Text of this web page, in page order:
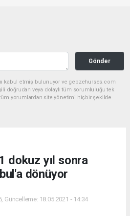
Gönder
kabul etmiş bulunuyor ve gebzehurses.com
doğrudan veya dolaylı tüm sorumluluğu tek
tüm yorumlardan site yönetimi hiçbir şekilde
dokuz yıl sonra
dönüyor
Güncelleme: 18.05.2021 - 14:34